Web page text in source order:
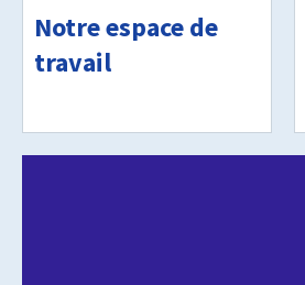
Notre espace de
travail